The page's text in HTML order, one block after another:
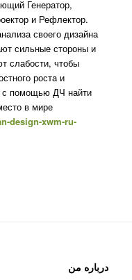
Генератор,
и Рефлектор.
своего дизайна
сильные стороны и
слабости, чтобы
роста и
с помощью ДЧ найти
в мире.
design-xwm-ru-
درباره من